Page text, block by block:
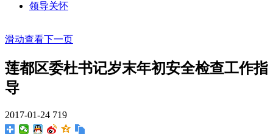
领导关怀
滑动查看下一页
莲都区委杜书记岁末年初安全检查工作指
导
2017-01-24 719